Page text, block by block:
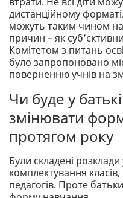
дистанційному
можуть таким чином
причин – як
Комітетом з питань
було запропоновано
поверненню учнів на
Чи буде у
змінювати
протягом року
Були складені розклади
комплектування
педагогів. Проте